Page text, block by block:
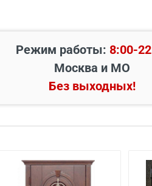
Режим работы: 8:00-
Москва и МО
Без выходных!